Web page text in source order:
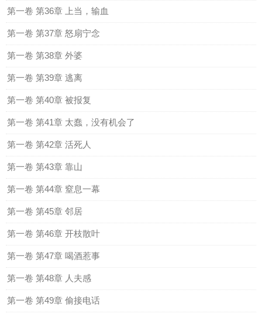
第一卷 第36章 上当，输血
第一卷 第37章 怒扇宁念
第一卷 第38章 外婆
第一卷 第39章 逃离
第一卷 第40章 被报复
第一卷 第41章 太蠢，没有机会了
第一卷 第42章 活死人
第一卷 第43章 靠山
第一卷 第44章 窒息一幕
第一卷 第45章 邻居
第一卷 第46章 开枝散叶
第一卷 第47章 喝酒惹事
第一卷 第48章 人夫感
第一卷 第49章 偷接电话